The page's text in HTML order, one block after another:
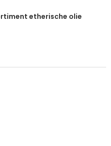
etherische olie